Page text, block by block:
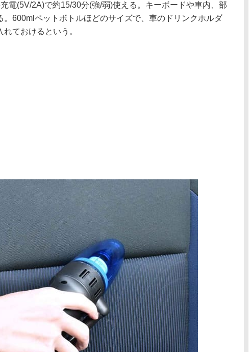
電(5V/2A)で約15/30分(強/弱)使える。キーボードや車内、部
。600mlペットボトルほどのサイズで、車のドリンクホルダ
ておけるという。